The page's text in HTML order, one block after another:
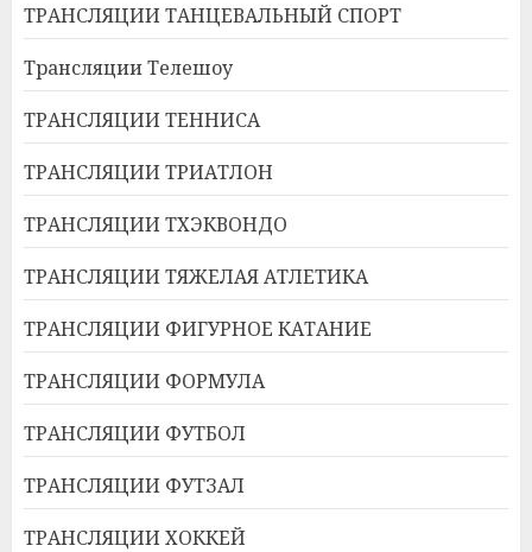
ТРАНСЛЯЦИИ ТАНЦЕВАЛЬНЫЙ СПОРТ
Трансляции Телешоу
ТРАНСЛЯЦИИ ТЕННИСА
ТРАНСЛЯЦИИ ТРИАТЛОН
ТРАНСЛЯЦИИ ТХЭКВОНДО
ТРАНСЛЯЦИИ ТЯЖЕЛАЯ АТЛЕТИКА
ТРАНСЛЯЦИИ ФИГУРНОЕ КАТАНИЕ
ТРАНСЛЯЦИИ ФОРМУЛА
ТРАНСЛЯЦИИ ФУТБОЛ
ТРАНСЛЯЦИИ ФУТЗАЛ
ТРАНСЛЯЦИИ ХОККЕЙ